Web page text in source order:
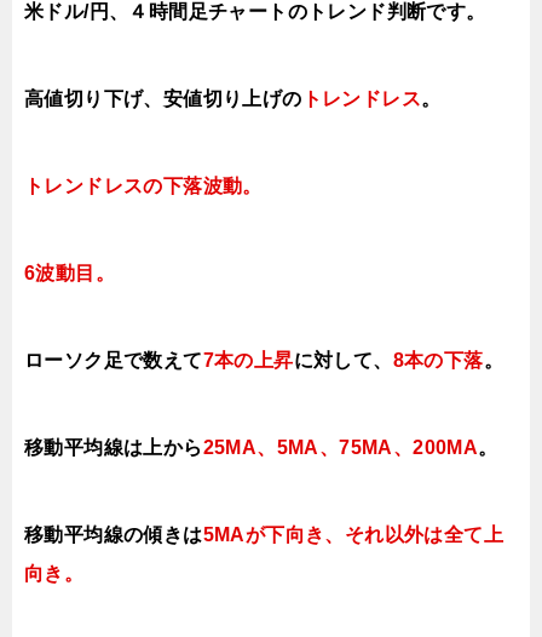
米ドル/円、４時間足チャートのトレンド判断です。
高値切り下げ、安値切り上げの トレンドレス。
トレンドレスの下落波動。
6波動目。
ローソク足で数えて7本の上昇に対して、 8本の下落。
移動平均線は上から25MA、5MA、75MA、200MA。
移動平均線の傾きは5MAが下向き、それ以外は全て上
向き 。